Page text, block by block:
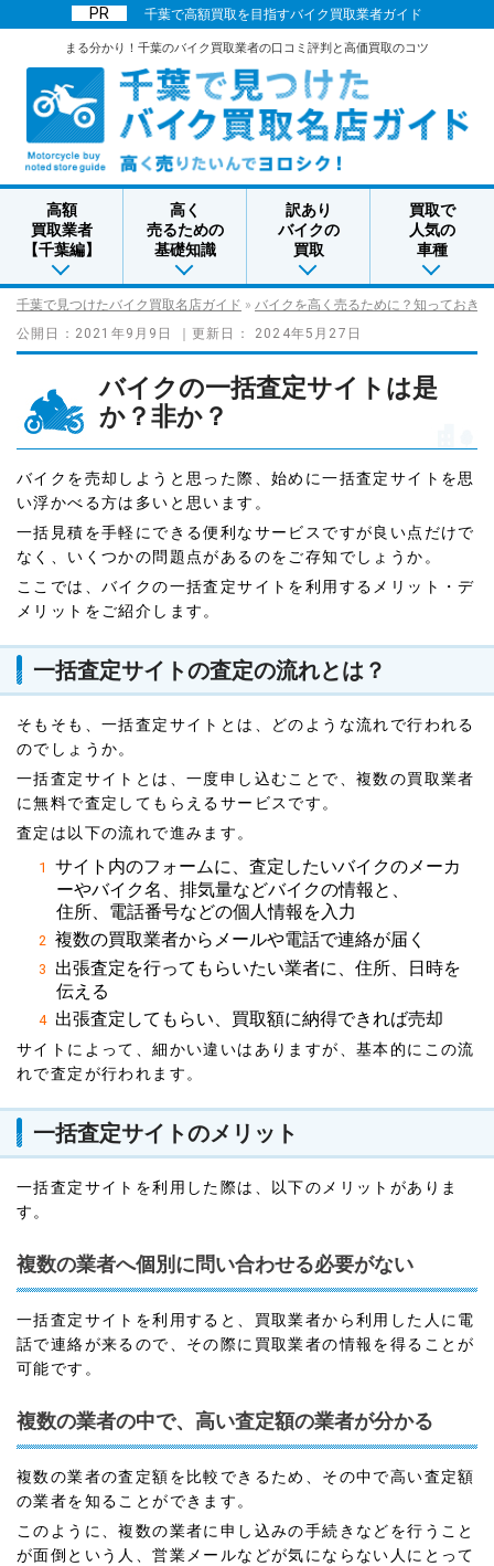
千葉で高額買取を目指すバイク買取業者ガイド
まる分かり！千葉のバイク買取業者の口コミ評判と高価買取のコツ
高額
買取業者
【千葉編】
高く
売るための
基礎知識
訳あり
バイクの
買取
買取で
人気の
車種
千葉で見つけたバイク買取名店ガイド » バイクを高く売るために？知っておき
公開日： 2021年9月9日 ｜更新日： 2024年5月27日
バイクの一括査定サイトは是
か？非か？
バイクを売却しようと思った際、始めに一括査定サイトを思
い浮かべる方は多いと思います。
一括見積を手軽にできる便利なサービスですが良い点だけで
なく、いくつかの問題点があるのをご存知でしょうか。
ここでは、バイクの一括査定サイトを利用するメリット・デ
メリットをご紹介します。
一括査定サイトの査定の流れとは？
そもそも、一括査定サイトとは、どのような流れで行われる
のでしょうか。
一括査定サイトとは、一度申し込むことで、複数の買取業者
に無料で査定してもらえるサービスです。
査定は以下の流れで進みます。
サイト内のフォームに、査定したいバイクのメーカ
ーやバイク名、排気量などバイクの情報と、
住所、電話番号などの個人情報を入力
複数の買取業者からメールや電話で連絡が届く
出張査定を行ってもらいたい業者に、住所、日時を
伝える
出張査定してもらい、買取額に納得できれば売却
サイトによって、細かい違いはありますが、基本的にこの流
れで査定が行われます。
一括査定サイトのメリット
一括査定サイトを利用した際は、以下のメリットがありま
す。
複数の業者へ個別に問い合わせる必要がない
一括査定サイトを利用すると、買取業者から利用した人に電
話で連絡が来るので、その際に買取業者の情報を得ることが
可能です。
複数の業者の中で、高い査定額の業者が分かる
複数の業者の査定額を比較できるため、その中で高い査定額
の業者を知ることができます。
このように、複数の業者に申し込みの手続きなどを行うこと
が面倒という人、営業メールなどが気にならない人にとって